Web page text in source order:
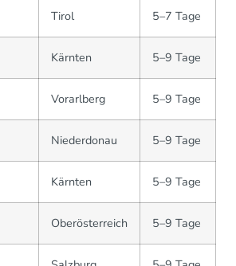
Tirol 5–7 Tage
Kärnten 5–9 Tage
Vorarlberg 5–9 Tage
Niederdonau 5–9 Tage
Kärnten 5–9 Tage
Oberösterreich 5–9 Tage